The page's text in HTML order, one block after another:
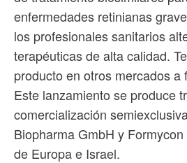
enfermedades retinianas
los profesionales sanitarios
terapéuticas de alta calidad.
producto en otros mercados a
Este lanzamiento se produce
comercialización
Biopharma GmbH y
de Europa e Israel.